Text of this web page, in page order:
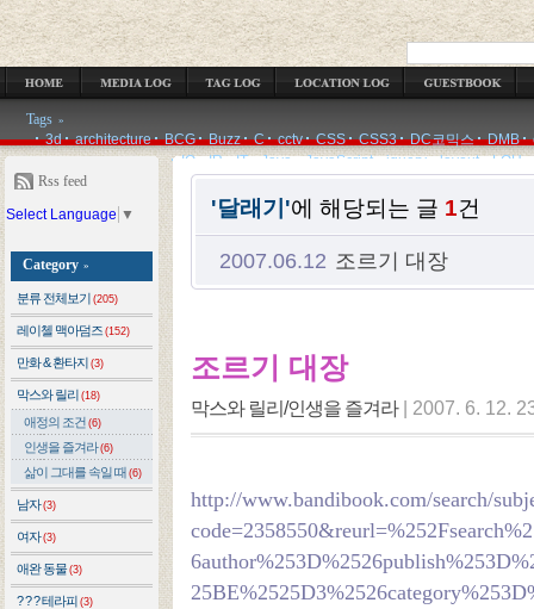
LOG GUESTBOOK ADMIN WRITE
Tags »
3d architecture BCG Buzz C cctv CSS CSS3 DC코믹스 DMB
IQ
IR IT Java JavaScript jquery layout
LOH
Rss feed
Select Language ▼
Category »
분류 전체보기 (205)
레이첼 맥아덤즈 (152)
만화 & 환타지 (3)
막스와 릴리 (18)
애정의 조건 (6)
인생을 즐겨라(6)
삶이 그대를 속일 때 (6)
남자(3)
여자(3)
애완 동물(3)
? ? ? 테라피 (3)
'달래기'에 해당되는 글 1건
2007.06.12 조르기 대장
조르기 대장
막스와 릴리/인생을 즐겨라| 2007. 6. 12.
http://www.bandibook.com/search/